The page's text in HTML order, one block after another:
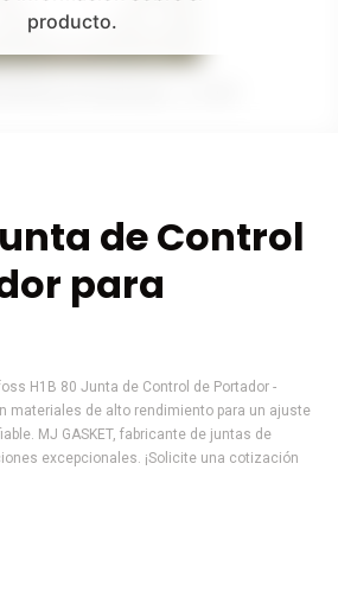
producto.
de Control
para
H1B 80 Junta de Control de Portador -
materiales de alto rendimiento para un ajuste
MJ GASKET, fabricante de juntas de
excepcionales. ¡Solicite una cotización